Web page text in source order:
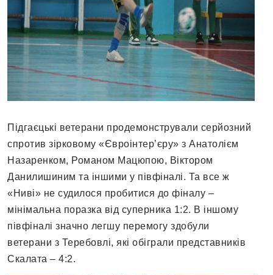
Підгаєцькі ветерани продемонстрували серйозний
спротив зірковому «Євроінтер’єру» з Анатолієм
Назаренком, Романом Мацюпою, Віктором
Данилишиним та іншими у півфіналі. Та все ж
«Ниві» не судилося пробитися до фіналу –
мінімальна поразка від суперника 1:2. В іншому
півфіналі значно легшу перемогу здобули
ветерани з Теребовлі, які обіграли представників
Скалата – 4:2.